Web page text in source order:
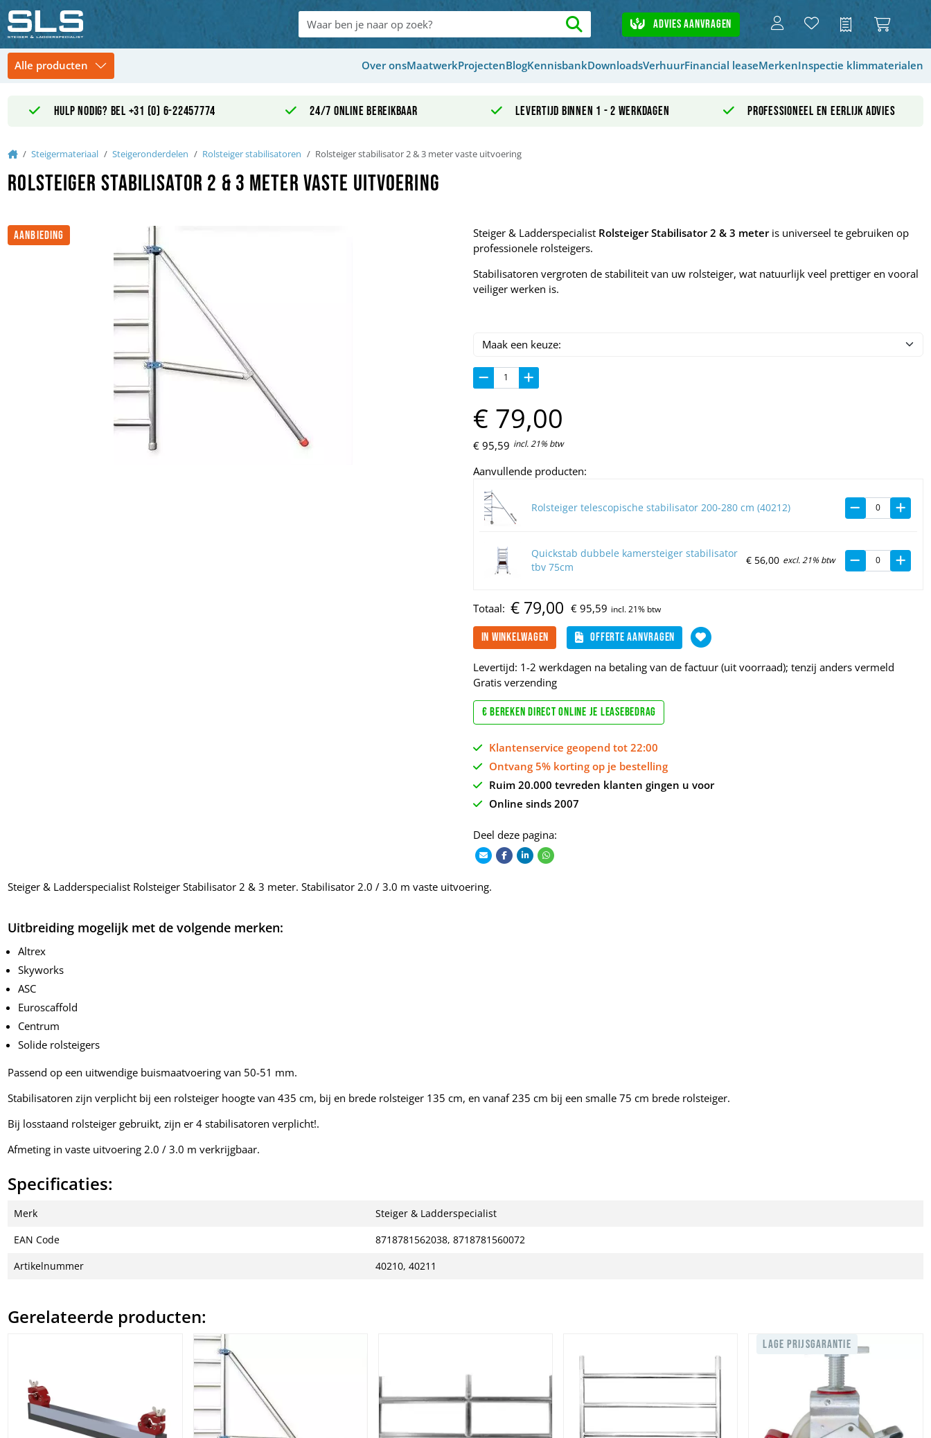
Offerte
Advies aanvragen
Over onsMaatwerkProjectenBlogKennisbankDownloadsVerhuurFinancial leaseMerkenInspectie klimmaterialen
Hulp nodig? Bel +31 (0) 6-22457774 24/7 online bereikbaar Levertijd binnen 1 - 2 werkdagen Professioneel en eerlijk advies
HomeSteigermateriaal Steigeronderdelen Rolsteiger stabilisatoren Rolsteiger stabilisator 2 & 3 meter vaste uitvoering
Rolsteiger stabilisator 2 & 3 meter vaste uitvoering
AANBIEDING Steiger & Ladderspecialist Rolsteiger Stabilisator 2 & 3 meteris universeel te gebruiken op
professionele rolsteigers.
Stabilisatoren vergroten de stabiliteit van uw rolsteiger, wat natuurlijk veel prettiger en vooral
veiliger werken is.
€95,59 incl. 21% btw
€ 79,00
Aanvullende producten:
Rolsteiger telescopische stabilisator 200-280 cm (40212)
Quickstab dubbele kamersteiger stabilisator
tbv 75cm
€ 56,00 excl. 21% btw
Totaal: € 95,59
€ 79,00
In winkelwagen Offerte aanvragen
Levertijd: 1-2 werkdagen na betaling van de factuur (uit voorraad); tenzij anders vermeld
Gratis verzending
€ Bereken direct online je leasebedrag
Klantenservice geopend tot 22:00
Ontvang 5% korting op je bestelling
Ruim 20.000 tevreden klanten gingen u voor
Online sinds 2007
Deel deze pagina:
Steiger & Ladderspecialist Rolsteiger Stabilisator 2 & 3 meter. Stabilisator 2.0 / 3.0 m vaste uitvoering.
Uitbreiding mogelijk met de volgende merken:
Altrex
Skyworks
ASC
Euroscaffold
Centrum
Solide rolsteigers
Passend op een uitwendige buismaatvoering van 50-51 mm.
Stabilisatoren zijn verplicht bij een rolsteiger hoogte van 435 cm, bij en brede rolsteiger 135 cm, en vanaf 235 cm bij een smalle 75 cm brede rolsteiger.
Bij losstaand rolsteiger gebruikt, zijn er 4 stabilisatoren verplicht!.
Afmeting in vaste uitvoering 2.0 / 3.0 m verkrijgbaar.
Specificaties:
Merk Steiger & Ladderspecialist
EAN Code 8718781562038, 8718781560072
Artikelnummer 40210, 40211
Gerelateerde producten:
LAGE PRIJSGARANTIE